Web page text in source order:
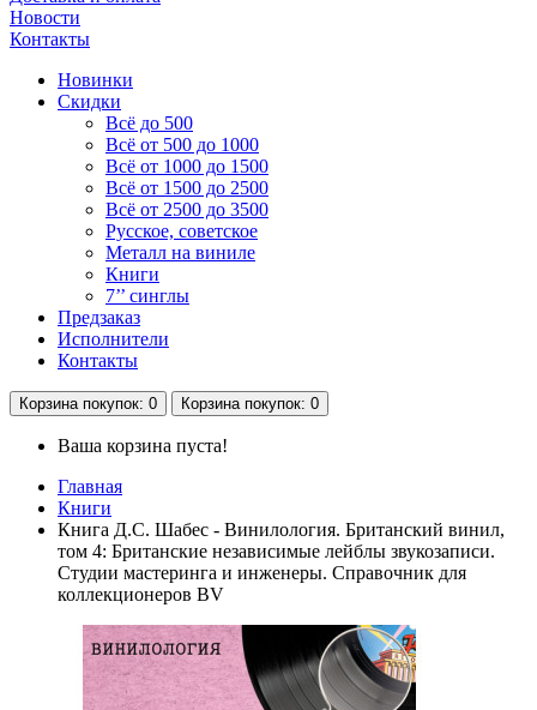
Новости
Контакты
Новинки
Скидки
Всё до 500
Всё от 500 до 1000
Всё от 1000 до 1500
Всё от 1500 до 2500
Всё от 2500 до 3500
Русское, советское
Металл на виниле
Книги
7’’ синглы
Предзаказ
Исполнители
Контакты
Корзина покупок: 0 Корзина покупок: 0
Ваша корзина пуста!
Главная
Книги
Книга Д.С. Шабес - Винилология. Британский винил,
том 4: Британские независимые лейблы звукозаписи.
Студии мастеринга и инженеры. Справочник для
коллекционеров BV